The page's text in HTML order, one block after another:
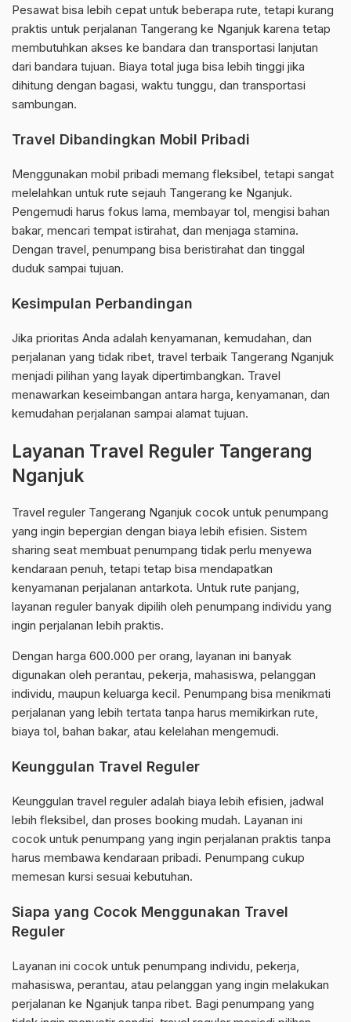
Pesawat bisa lebih cepat untuk beberapa rute, tetapi kurang
praktis untuk perjalanan Tangerang ke Nganjuk karena tetap
membutuhkan akses ke bandara dan transportasi lanjutan
dari bandara tujuan. Biaya total juga bisa lebih tinggi jika
dihitung dengan bagasi, waktu tunggu, dan transportasi
sambungan.
Travel Dibandingkan Mobil Pribadi
Menggunakan mobil pribadi memang fleksibel, tetapi sangat
melelahkan untuk rute sejauh Tangerang ke Nganjuk.
Pengemudi harus fokus lama, membayar tol, mengisi bahan
bakar, mencari tempat istirahat, dan menjaga stamina.
Dengan travel, penumpang bisa beristirahat dan tinggal
duduk sampai tujuan.
Kesimpulan Perbandingan
Jika prioritas Anda adalah kenyamanan, kemudahan, dan
perjalanan yang tidak ribet, travel terbaik Tangerang Nganjuk
menjadi pilihan yang layak dipertimbangkan. Travel
menawarkan keseimbangan antara harga, kenyamanan, dan
kemudahan perjalanan sampai alamat tujuan.
Layanan Travel Reguler Tangerang
Nganjuk
Travel reguler Tangerang Nganjuk cocok untuk penumpang
yang ingin bepergian dengan biaya lebih efisien. Sistem
sharing seat membuat penumpang tidak perlu menyewa
kendaraan penuh, tetapi tetap bisa mendapatkan
kenyamanan perjalanan antarkota. Untuk rute panjang,
layanan reguler banyak dipilih oleh penumpang individu yang
ingin perjalanan lebih praktis.
Dengan harga 600.000 per orang, layanan ini banyak
digunakan oleh perantau, pekerja, mahasiswa, pelanggan
individu, maupun keluarga kecil. Penumpang bisa menikmati
perjalanan yang lebih tertata tanpa harus memikirkan rute,
biaya tol, bahan bakar, atau kelelahan mengemudi.
Keunggulan Travel Reguler
Keunggulan travel reguler adalah biaya lebih efisien, jadwal
lebih fleksibel, dan proses booking mudah. Layanan ini
cocok untuk penumpang yang ingin perjalanan praktis tanpa
harus membawa kendaraan pribadi. Penumpang cukup
memesan kursi sesuai kebutuhan.
Siapa yang Cocok Menggunakan Travel
Reguler
Layanan ini cocok untuk penumpang individu, pekerja,
mahasiswa, perantau, atau pelanggan yang ingin melakukan
perjalanan ke Nganjuk tanpa ribet. Bagi penumpang yang